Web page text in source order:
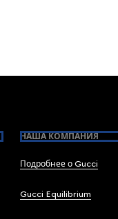
НАША КОМПАНИЯ
Подробнее о Gucci
Gucci Equilibrium